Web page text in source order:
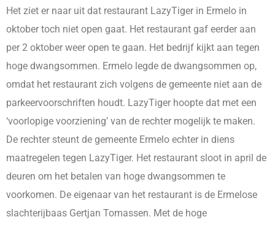
Het ziet er naar uit dat restaurant LazyTiger in Ermelo in
oktober toch niet open gaat. Het restaurant gaf eerder aan
per 2 oktober weer open te gaan. Het bedrijf kijkt aan tegen
hoge dwangsommen. Ermelo legde de dwangsommen op,
omdat het restaurant zich volgens de gemeente niet aan de
parkeervoorschriften houdt. LazyTiger hoopte dat met een
‘voorlopige voorziening’ van de rechter mogelijk te maken.
De rechter steunt de gemeente Ermelo echter in diens
maatregelen tegen LazyTiger. Het restaurant sloot in april de
deuren om het betalen van hoge dwangsommen te
voorkomen. De eigenaar van het restaurant is de Ermelose
slachterijbaas Gertjan Tomassen. Met de hoge